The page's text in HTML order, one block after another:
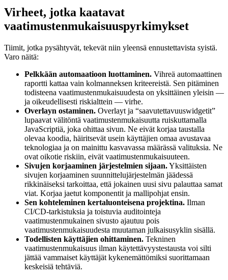
Virheet, jotka kaatavat
vaatimustenmukaisuuspyrkimykset
Tiimit, jotka pysähtyvät, tekevät niin yleensä ennustettavista syistä.
Varo näitä:
Pelkkään automaatioon luottaminen. Vihreä automaattinen
raportti kattaa vain kolmanneksen kriteereistä. Sen pitäminen
todisteena vaatimustenmukaisuudesta on yksittäinen yleisin —
ja oikeudellisesti riskialttein — virhe.
Overlayn ostaminen. Overlayt ja “saavutettavuuswidgetit”
lupaavat välitöntä vaatimustenmukaisuutta ruiskuttamalla
JavaScriptiä, joka ohittaa sivun. Ne eivät korjaa taustalla
olevaa koodia, häiritsevät usein käyttäjien omaa avustavaa
teknologiaa ja on mainittu kasvavassa määrässä valituksia. Ne
ovat oikotie riskiin, eivät vaatimustenmukaisuuteen.
Sivujen korjaaminen järjestelmien sijaan.Yksittäisten
sivujen korjaaminen suunnittelujärjestelmän jäädessä
rikkinäiseksi tarkoittaa, että jokainen uusi sivu palauttaa samat
viat. Korjaa jaetut komponentit ja mallipohjat ensin.
Sen kohteleminen kertaluonteisena projektina. Ilman
CI/CD-tarkistuksia ja toistuvia auditointeja
vaatimustenmukainen sivusto ajautuu pois
vaatimustenmukaisuudesta muutaman julkaisusyklin sisällä.
Todellisten käyttäjien ohittaminen. Tekninen
vaatimustenmukaisuus ilman käytettävyystestausta voi silti
jättää vammaiset käyttäjät kykenemättömiksi suorittamaan
keskeisiä tehtäviä.